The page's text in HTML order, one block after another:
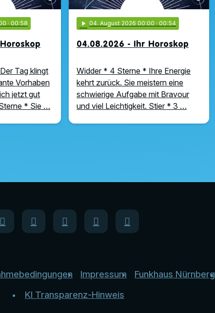
· 00:58
Tag klingt
Vorhaben
jetzt gut
* Sie …
play_arrow 04. August 2026 00:00 · 00:54
04.08.2026 - Ihr Horoskop
Widder * 4 Sterne * Ihre Energie
kehrt zurück. Sie meistern eine
schwierige Aufgabe mit Bravour
und viel Leichtigkeit. Stier * 3 …
Impressum Funkhaus Nürnberg
KI Transparenz-Hinweis